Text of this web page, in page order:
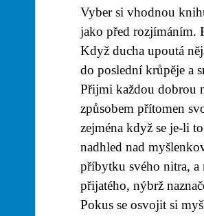
Vyber si vhodnou
jako před rozjímáním.
Když ducha upoutá
do poslední krůpěje a
Přijmi každou dobrou
způsobem přítomen
zejména když se je-li
nadhled nad
příbytku svého nitra, a
přijatého, nýbrž
Pokus se osvojit si